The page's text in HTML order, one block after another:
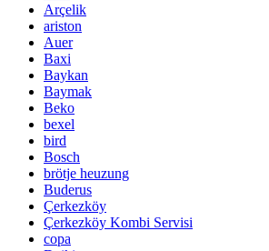
Arçelik
ariston
Auer
Baxi
Baykan
Baymak
Beko
bexel
bird
Bosch
brötje heuzung
Buderus
Çerkezköy
Çerkezköy Kombi Servisi
copa